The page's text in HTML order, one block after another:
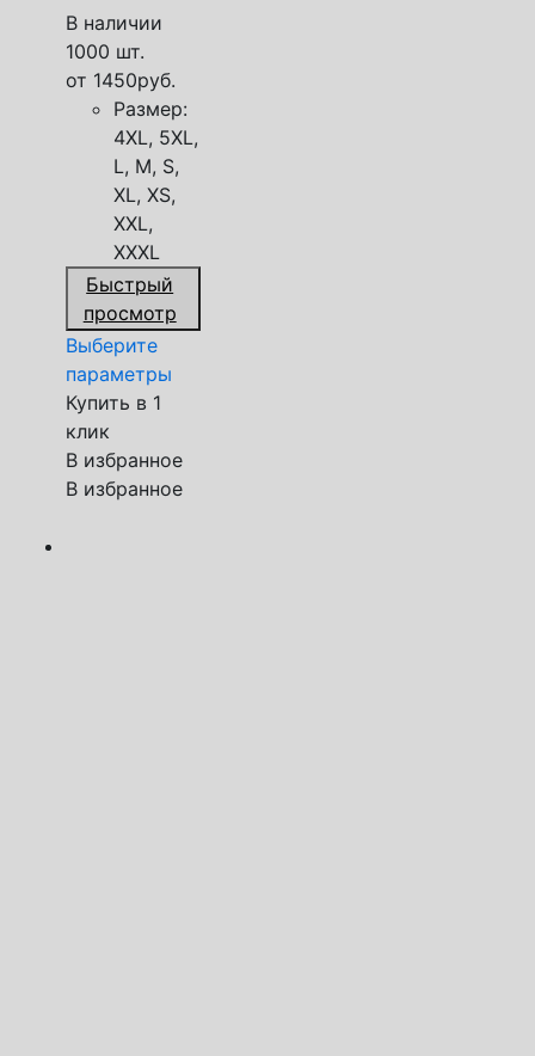
В наличии
1000 шт.
от 1450руб.
Размер:
4XL, 5XL,
L, M, S,
XL, XS,
XXL,
XXXL
Быстрый
просмотр
Выберите
параметры
Купить в 1
клик
В избранное
В избранное